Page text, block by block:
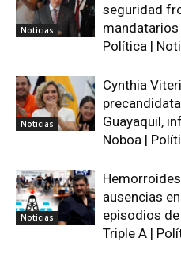
Noticias
seguridad
mandatarios
Política |
Noticias
Cynthia
Guayaquil,
Noboa |
Noticias
ausencias
episodios
Triple A |